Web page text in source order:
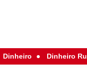
Dinheiro Dinheiro